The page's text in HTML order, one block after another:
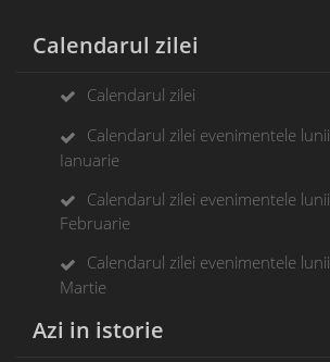
Calendarul zilei
Calendarul zilei
Calendarul zilei evenimentele lunii
Ianuarie
Calendarul zilei evenimentele lunii
Februarie
Calendarul zilei evenimentele lunii
Martie
Azi in istorie